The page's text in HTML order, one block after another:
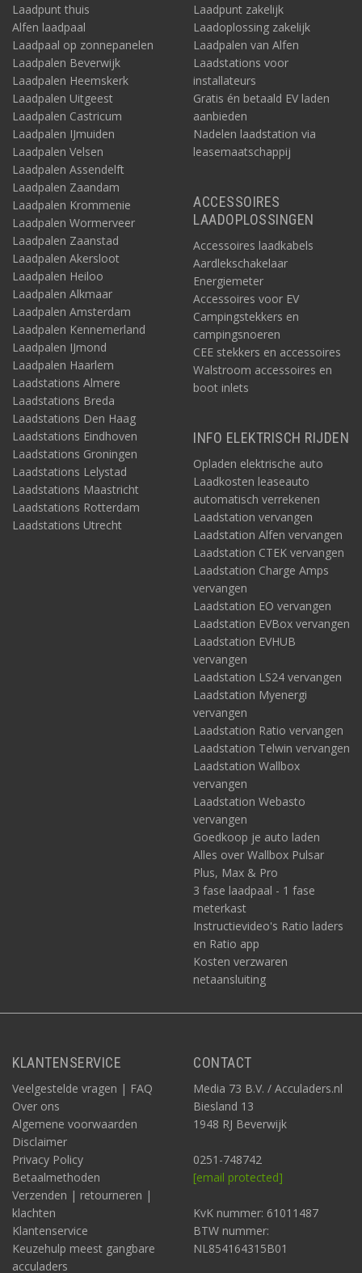
Laadpunt thuis
Alfen laadpaal
Laadpaal op zonnepanelen
Laadpalen Beverwijk
Laadpalen Heemskerk
Laadpalen Uitgeest
Laadpalen Castricum
Laadpalen IJmuiden
Laadpalen Velsen
Laadpalen Assendelft
Laadpalen Zaandam
Laadpalen Krommenie
Laadpalen Wormerveer
Laadpalen Zaanstad
Laadpalen Akersloot
Laadpalen Heiloo
Laadpalen Alkmaar
Laadpalen Amsterdam
Laadpalen Kennemerland
Laadpalen IJmond
Laadpalen Haarlem
Laadstations Almere
Laadstations Breda
Laadstations Den Haag
Laadstations Eindhoven
Laadstations Groningen
Laadstations Lelystad
Laadstations Maastricht
Laadstations Rotterdam
Laadstations Utrecht
Laadpunt zakelijk
Laadoplossing zakelijk
Laadpalen van Alfen
Laadstations voor
installateurs
Gratis én betaald EV laden
aanbieden
Nadelen laadstation via
leasemaatschappij
ACCESSOIRES
LAADOPLOSSINGEN
Accessoires laadkabels
Aardlekschakelaar
Energiemeter
Accessoires voor EV
Campingstekkers en
campingsnoeren
CEE stekkers en accessoires
Walstroom accessoires en
boot inlets
INFO ELEKTRISCH RIJDEN
Opladen elektrische auto
Laadkosten leaseauto
automatisch verrekenen
Laadstation vervangen
Laadstation Alfen vervangen
Laadstation CTEK vervangen
Laadstation Charge Amps
vervangen
Laadstation EO vervangen
Laadstation EVBox vervangen
Laadstation EVHUB
vervangen
Laadstation LS24 vervangen
Laadstation Myenergi
vervangen
Laadstation Ratio vervangen
Laadstation Telwin vervangen
Laadstation Wallbox
vervangen
Laadstation Webasto
vervangen
Goedkoop je auto laden
Alles over Wallbox Pulsar
Plus, Max & Pro
3 fase laadpaal - 1 fase
meterkast
Instructievideo's Ratio laders
en Ratio app
Kosten verzwaren
netaansluiting
KLANTENSERVICE
Veelgestelde vragen | FAQ
Over ons
Algemene voorwaarden
Disclaimer
Privacy Policy
Betaalmethoden
Verzenden | retourneren |
klachten
Klantenservice
Keuzehulp meest gangbare
acculaders
CONTACT
Media 73 B.V. / Acculaders.nl
Biesland 13
1948 RJ Beverwijk
0251-748742
[email protected]
KvK nummer: 61011487
BTW nummer:
NL854164315B01